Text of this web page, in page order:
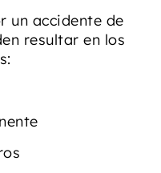
un accidente de
resultar en los